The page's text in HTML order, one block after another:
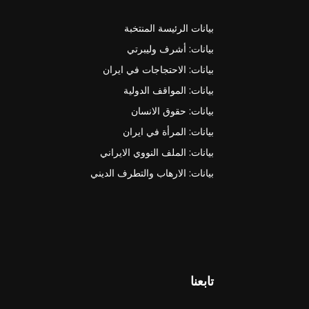
بيانات الرئيسة المنتخبة
بيانات: أشرف وليبرتي
بيانات: الاحتجاجات في ايران
بيانات: المواقف الدولية
بيانات: حقوق الانسان
بيانات: المرأة في ايران
بيانات: الملف النووي الايراني
بيانات: الارهاب والتطرف الديني
تابعنا